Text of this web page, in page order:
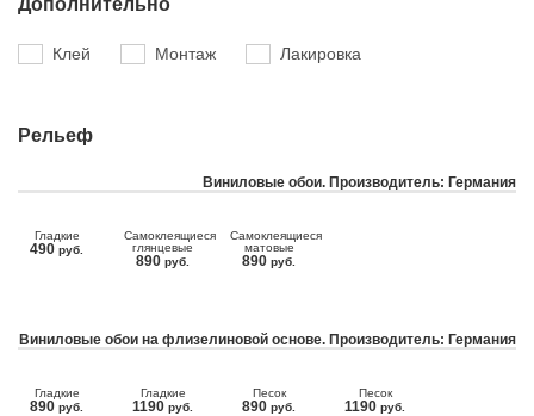
Дополнительно
Клей Монтаж Лакировка
Рельеф
Виниловые обои. Производитель: Германия
Гладкие
490 руб.
Самоклеящиеся
глянцевые
890 руб.
Самоклеящиеся
матовые
890 руб.
Виниловые обои на флизелиновой основе. Производитель: Германия
Гладкие
890 руб.
Гладкие
1190 руб.
Песок
890 руб.
Песок
1190 руб.